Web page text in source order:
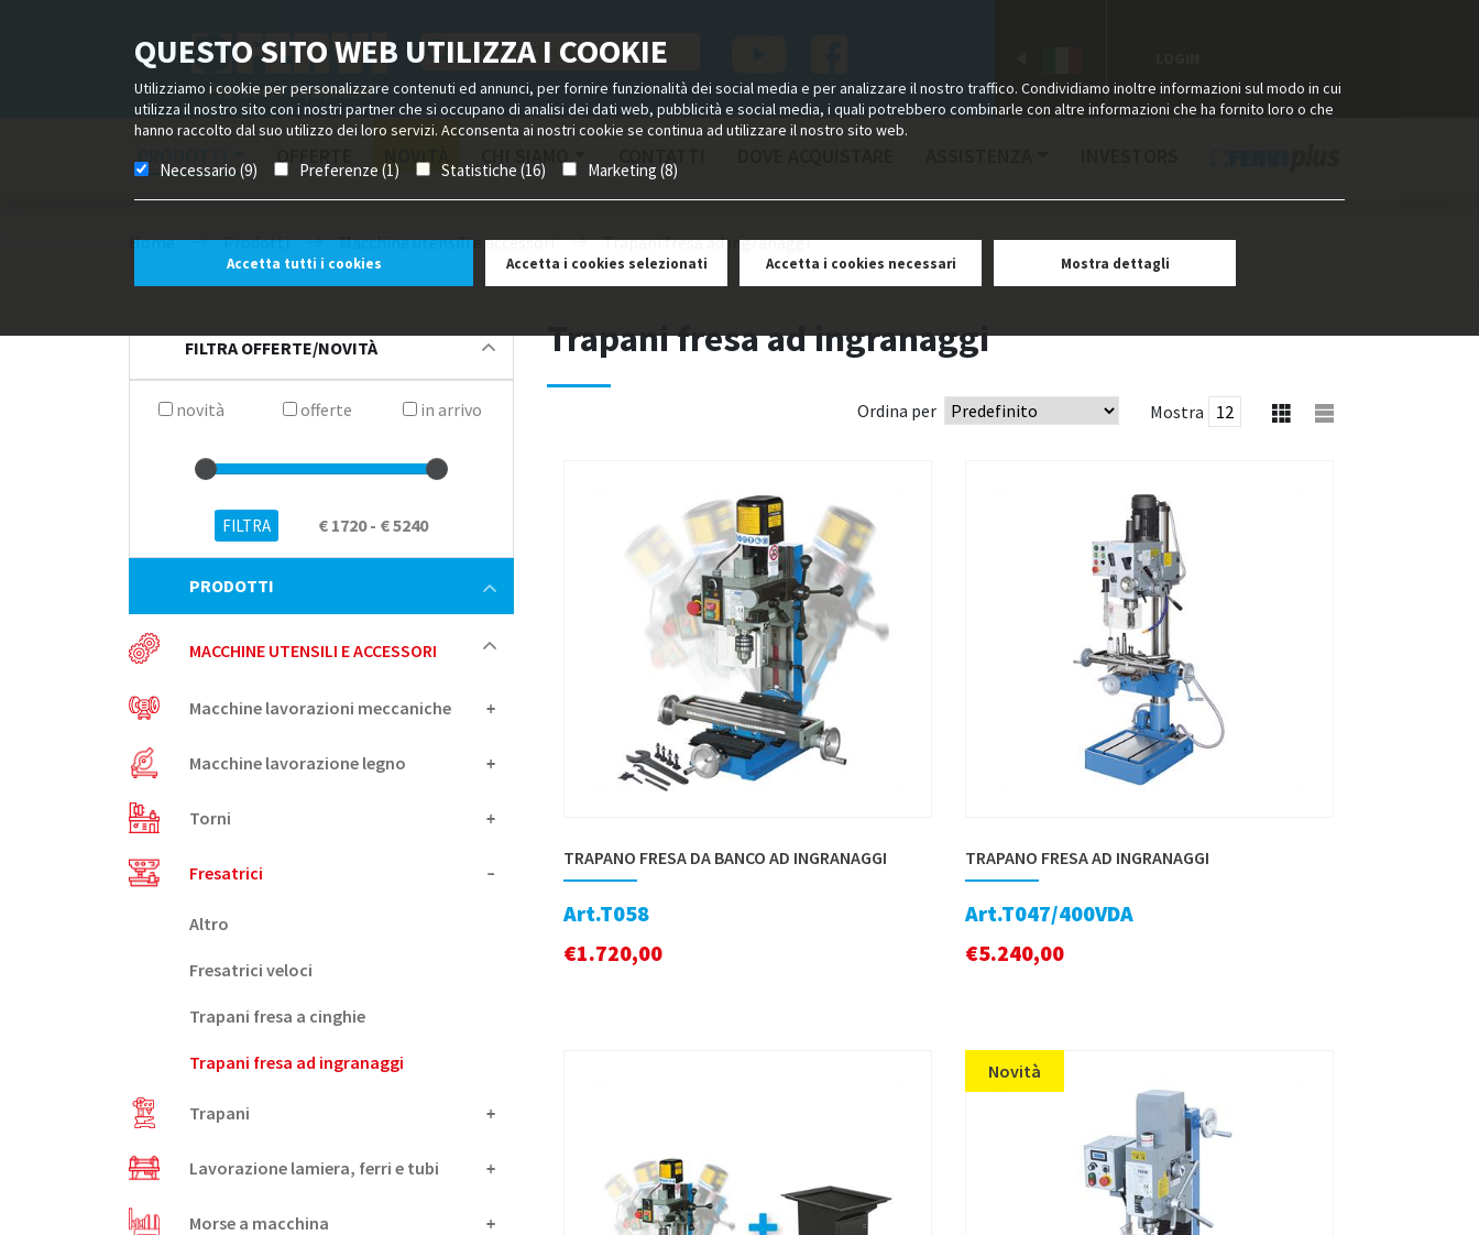
QUESTO SITO WEB UTILIZZA I COOKIE
Utilizziamo i cookie per personalizzare contenuti ed annunci, per fornire funzionalità dei social media e per analizzare il nostro traffico. Condividiamo inoltre informazioni sul modo in cui
utilizza il nostro sito con i nostri partner che si occupano di analisi dei dati web, pubblicità e social media, i quali potrebbero combinarle con altre informazioni che ha fornito loro o che
hanno raccolto dal suo utilizzo dei loro servizi. Acconsenta ai nostri cookie se continua ad utilizzare il nostro sito web.
Necessario (9) Preferenze (1) Statistiche (16) Marketing (8)
Accetta tutti i cookies Accetta i cookies selezionati Accetta i cookies necessari Mostra dettagli
PRODOTTI OFFERTE NOVITÀ CHI SIAMO
Home Prodotti Macchine utensili e accessori Trapani fresa ad ingranaggi
FILTRA OFFERTE/NOVITÀ
novità offerte in arrivo
€ 1720 - € 5240
PRODOTTI
MACCHINE UTENSILI E ACCESSORI
Macchine lavorazioni meccaniche
Macchine lavorazione legno
Torni
Fresatrici
Altro
Fresatrici veloci
Trapani fresa a cinghie
Trapani fresa ad ingranaggi
Trapani
Lavorazione lamiera, ferri e tubi
Morse a macchina
Trapani fresa ad ingranaggi
Mostra
Ordina per
TRAPANO FRESA DA BANCO AD INGRANAGGI
Art.T058
€1.720,00
TRAPANO FRESA AD INGRANAGGI
Art.T047/400VDA
€5.240,00
Novità